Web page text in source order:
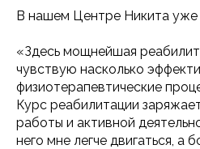
В нашем Центре Никита уже
«Здесь мощнейшая
чувствую насколько
физиотерапевтические
Курс реабилитации
работы и активной
него мне легче двигаться, а